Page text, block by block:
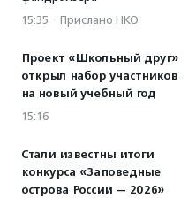
15:35 · Прислано НКО
Проект «Школьный друг»
открыл набор участников
на новый учебный год
15:16
Стали известны итоги
конкурса «Заповедные
острова России — 2026»